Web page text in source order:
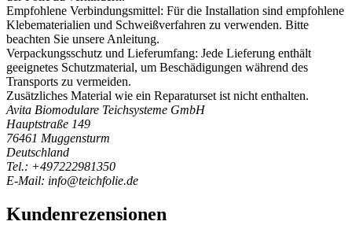
Empfohlene Verbindungsmittel: Für die Installation sind empfohlene
Klebematerialien und Schweißverfahren zu verwenden. Bitte
beachten Sie unsere Anleitung.
Verpackungsschutz und Lieferumfang: Jede Lieferung enthält
geeignetes Schutzmaterial, um Beschädigungen während des
Transports zu vermeiden.
Zusätzliches Material wie ein Reparaturset ist nicht enthalten.
Avita Biomodulare Teichsysteme GmbH
Hauptstraße 149
76461 Muggensturm
Deutschland
Tel.: +497222981350
E-Mail: info@teichfolie.de
Kundenrezensionen